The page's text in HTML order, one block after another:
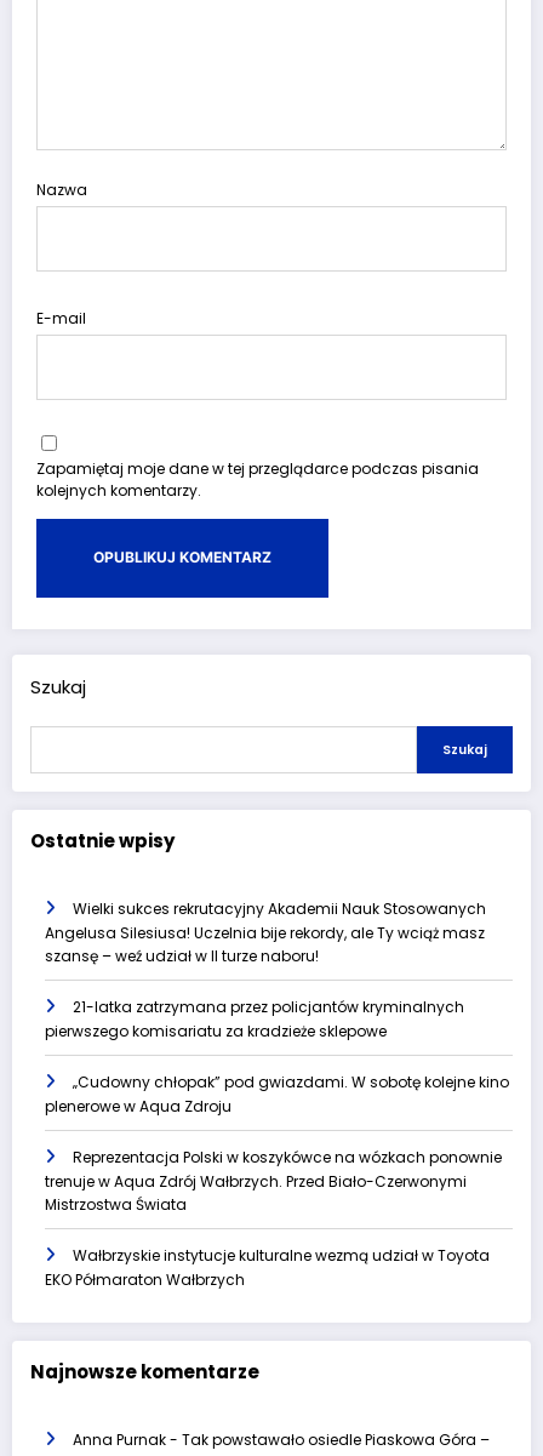
Nazwa
E-mail
Zapamiętaj moje dane w tej przeglądarce podczas pisania
kolejnych komentarzy.
Szukaj
Szukaj
Ostatnie wpisy
Wielki sukces rekrutacyjny Akademii Nauk Stosowanych
Angelusa Silesiusa! Uczelnia bije rekordy, ale Ty wciąż masz
szansę – weź udział w II turze naboru!
21-latka zatrzymana przez policjantów kryminalnych
pierwszego komisariatu za kradzieże sklepowe
„Cudowny chłopak” pod gwiazdami. W sobotę kolejne kino
plenerowe w Aqua Zdroju
Reprezentacja Polski w koszykówce na wózkach ponownie
trenuje w Aqua Zdrój Wałbrzych. Przed Biało-Czerwonymi
Mistrzostwa Świata
Wałbrzyskie instytucje kulturalne wezmą udział w Toyota
EKO Półmaraton Wałbrzych
Najnowsze komentarze
Anna Purnak- Tak powstawało osiedle Piaskowa Góra –